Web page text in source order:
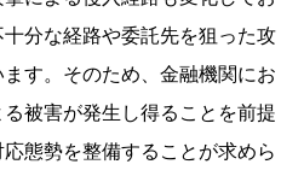
分な経路や委託先を狙った攻
す。そのため、金融機関にお
被害が発生し得ることを前提
態勢を整備することが求めら